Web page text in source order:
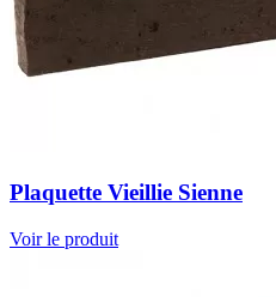
Plaquette Vieillie Sienne
Voir le produit